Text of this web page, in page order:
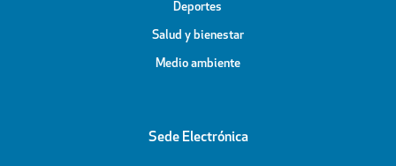
Deportes
Salud y bienestar
Medio ambiente
Sede Electrónica